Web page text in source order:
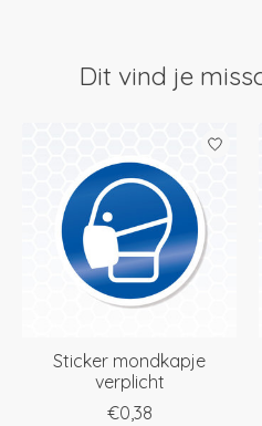
Dit vind je
Items van productcarrousel
Sticker mondkapje
verplicht
€0,38